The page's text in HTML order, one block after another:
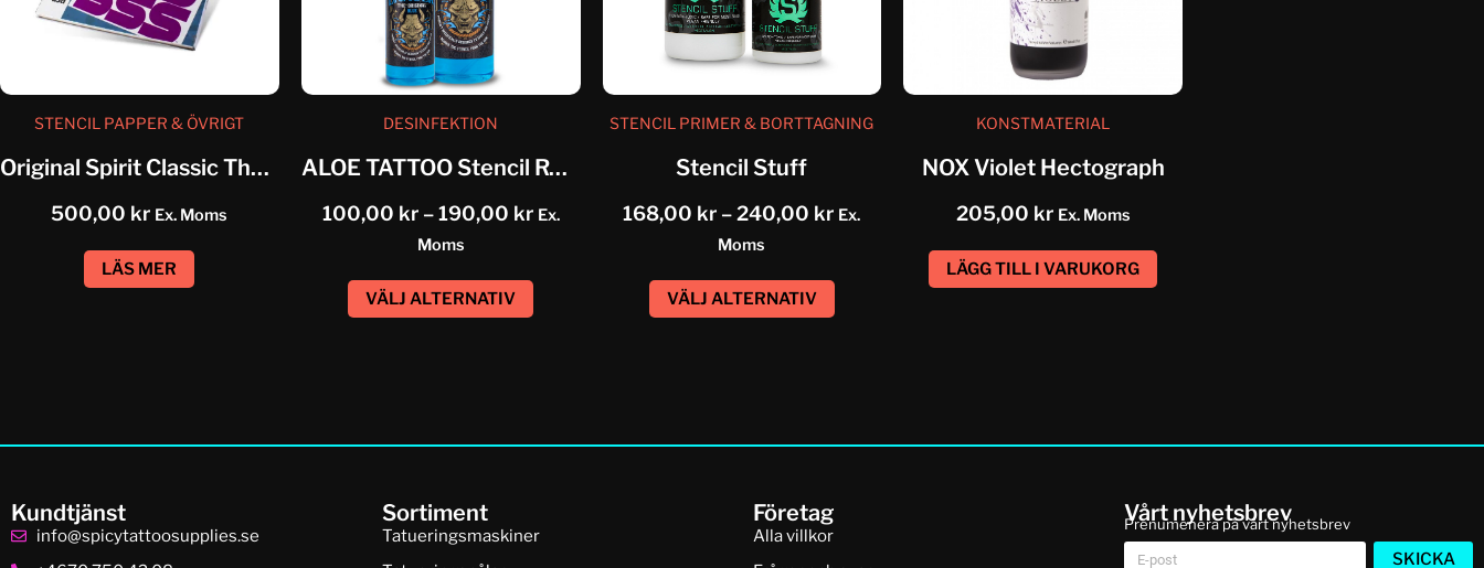
STENCIL PAPPER & ÖVRIGT
Original Spirit Classic Thermal Paper...
500,00 kr Ex. Moms
LÄS MER
DESINFEKTION
ALOE TATTOO Stencil Remover
100,00 kr – 190,00 kr Ex.
Moms
VÄLJ ALTERNATIV
STENCIL PRIMER & BORTTAGNING
Stencil Stuff
168,00 kr – 240,00 kr Ex.
Moms
VÄLJ ALTERNATIV
KONSTMATERIAL
NOX Violet Hectograph
205,00 kr Ex. Moms
LÄGG TILL I VARUKORG
Kundtjänst
info@spicytattoosupplies.se
Sortiment
Tatueringsmaskiner
Företag
Alla villkor
Vårt nyhetsbrev
Prenumenera på vårt nyhetsbrev
SKICKA